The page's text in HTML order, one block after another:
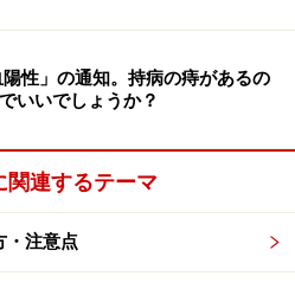
従事者等による情報の提供は、診
診断・治療を必要とする方は、適
めいたします。記事内容は執筆者
全ての方への有効性を保証するも
提供する情報に基づいて被ったい
性」の通知。持病の痔があるの
いいでしょうか？
関連するテーマ
・注意点